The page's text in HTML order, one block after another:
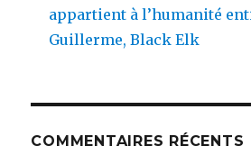
appartient à l’humanité
Guillerme, Black Elk
COMMENTAIRES RÉCENTS